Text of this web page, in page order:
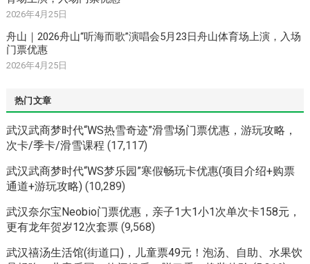
2026年4月25日
舟山｜2026舟山“听海而歌”演唱会5月23日舟山体育场上演，入场
门票优惠
2026年4月25日
热门文章
武汉武商梦时代“WS热雪奇迹”滑雪场门票优惠，游玩攻略，
次卡/季卡/滑雪课程 (17,117)
武汉武商梦时代“WS梦乐园”寒假畅玩卡优惠(项目介绍+购票
通道+游玩攻略) (10,289)
武汉奈尔宝Neobio门票优惠，亲子1大1小1次单次卡158元，
更有龙年贺岁12次套票 (9,568)
武汉禧汤生活馆(街道口)，儿童票49元！泡汤、自助、水果饮